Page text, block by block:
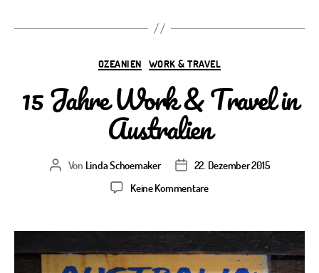
Kategorien
OZEANIEN WORK & TRAVEL
15 Jahre Work & Travel in
Australien
Beitragsautor
Von Linda Schoemaker Veröffentlichungsdatum
22. Dezember 2015
Keine Kommentarezu
Work
&
Travel